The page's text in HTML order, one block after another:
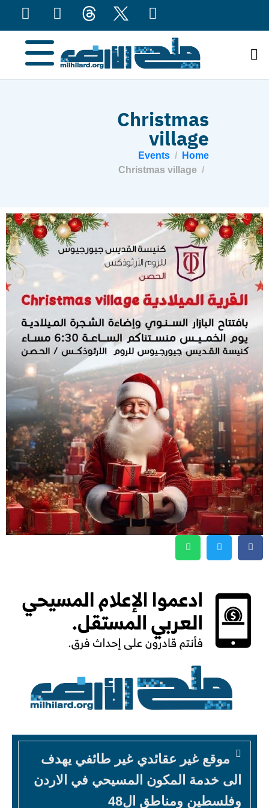
Christmas
village
Home
Events
Christmas village
موقع غير عقائدي غير طائفي يهدف
الى خدمة المكون المسيحي في الاردن
وفلسطين ومناطق ال48